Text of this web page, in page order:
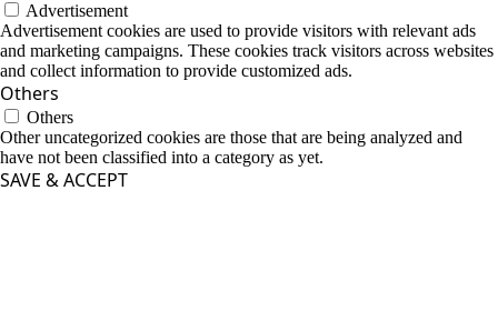
Advertisement
Advertisement cookies are used to provide visitors with relevant ads
and marketing campaigns. These cookies track visitors across websites
and collect information to provide customized ads.
Others
Others
Other uncategorized cookies are those that are being analyzed and
have not been classified into a category as yet.
SAVE & ACCEPT